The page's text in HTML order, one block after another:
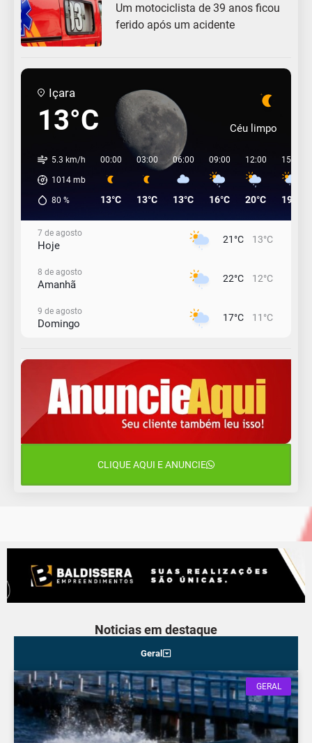
Um motociclista de 39 anos ficou
ferido após um acidente
Içara
13°C Céu limpo
5.3 km/h
1014 mb
80 %
00:00
13°C
03:00
13°C
06:00
13°C
09:00
16°C
12:00
20°C
15:00
19°C
7 de agosto
Hoje 21°C 13°C
8 de agosto
Amanhã 22°C 12°C
9 de agosto
Domingo 17°C 11°C
Segunda-Feira
11 de agosto
Terça-Feira
CLIQUE AQUI E ANUNCIE
Noticias em destaque
Geral
GERAL